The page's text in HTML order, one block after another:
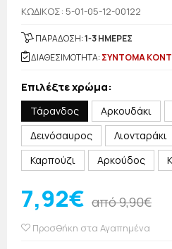
KΩΔΙΚΟΣ: 5-01-05-12-00122
ΠΑΡΑΔΟΣΗ:1-3 ΗΜΕΡΕΣ
ΔΙΑΘΕΣΙΜΟΤΗΤΑ: ΣΥΝΤΟΜΑ
Επιλέξτε χρώμα:
Τάρανδος Αρκουδάκι
Δεινόσαυρος
Λιονταράκι
Καρπούζι
Αρκούδος
7,92€ από 9,90€
Προσθήκη στα Αγαπημένα